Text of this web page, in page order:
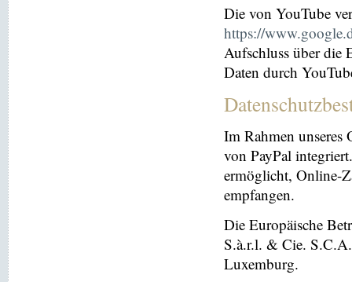
Die von YouTube
https://
Aufschluss über die
Daten durch
Im Rahmen unseres
von PayPal
ermöglicht, Online-
empfangen.
Die Europäische
S.à.r.l. & Cie.
Luxemburg.